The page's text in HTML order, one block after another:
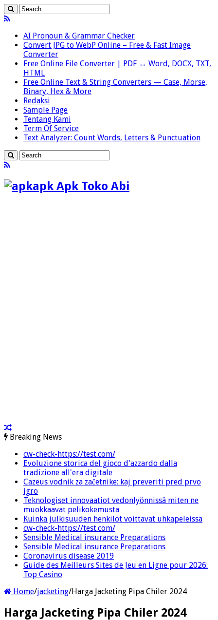
AI Pronoun & Grammar Checker
Convert JPG to WebP Online – Free & Fast Image
Converter
Free Online File Converter | PDF ↔ Word, DOCX, TXT,
HTML
Free Online Text & String Converters — Case, Morse,
Binary, Hex & More
Redaksi
Sample Page
Tentang Kami
Term Of Service
Text Analyzer: Count Words, Letters & Punctuation
apk Apk Toko Abi
Breaking News
cw-check-https://test.com/
Evoluzione storica del gioco d'azzardo dalla
tradizione all'era digitale
Cazeus vodnik za začetnike: kaj preveriti pred prvo
igro
Teknologiset innovaatiot vedonlyönnissä miten ne
muokkaavat pelikokemusta
Kuinka julkisuuden henkilöt voittavat uhkapeleissä
cw-check-https://test.com/
Sensible Medical insurance Preparations
Sensible Medical insurance Preparations
Coronavirus disease 2019
Guide des Meilleurs Sites de Jeu en Ligne pour 2026:
Top Casino
Home/jacketing/Harga Jacketing Pipa Chiler 2024
Harga Jacketing Pipa Chiler 2024